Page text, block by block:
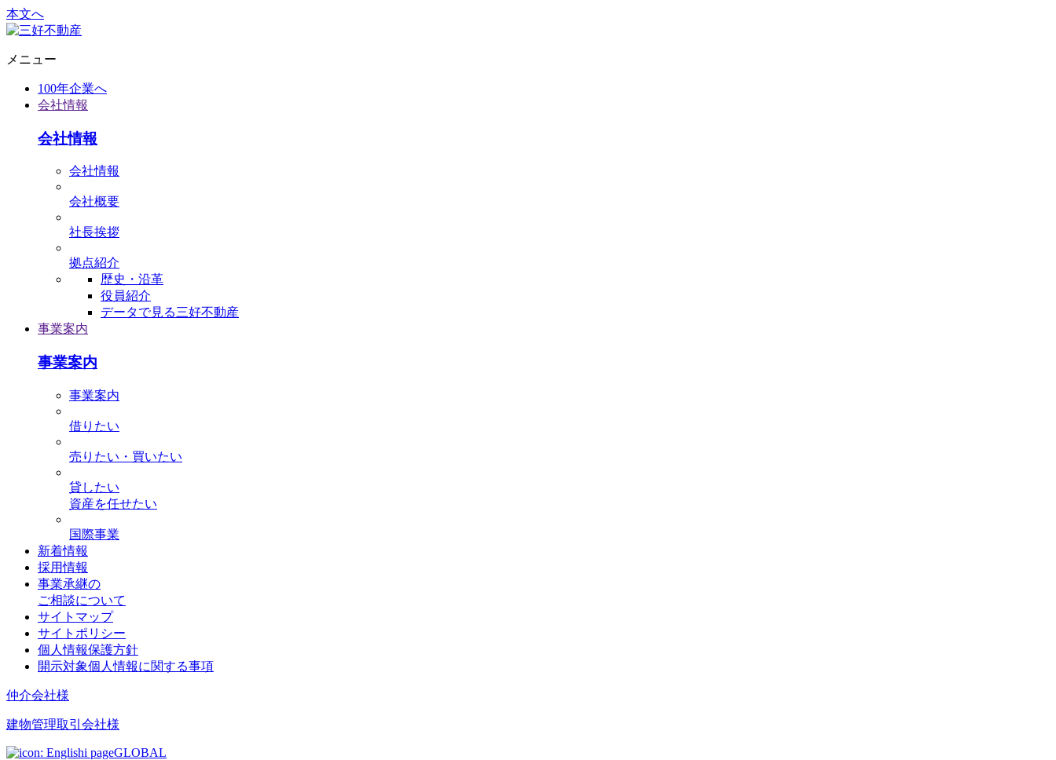
本文へ
メニュー
100年企業へ
会社情報
会社情報
会社情報
会社概要
社⻑挨拶
拠点紹介
歴史・沿革
役員紹介
データで⾒る三好不動産
事業案内
事業案内
事業案内
借りたい
売りたい・買いたい
貸したい
資産を任せたい
国際事業
新着情報
採用情報
事業承継の
ご相談について
サイトマップ
サイトポリシー
個人情報保護方針
開示対象個人情報に関する事項
仲介会社様
建物管理取引会社様
GLOBAL